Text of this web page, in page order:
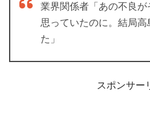
業界関係者「あの不良が
思っていたのに。結局
た」
スポンサー